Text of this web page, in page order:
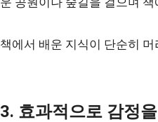
책에서 배운 지식이 단순히
3. 효과적으로 감정